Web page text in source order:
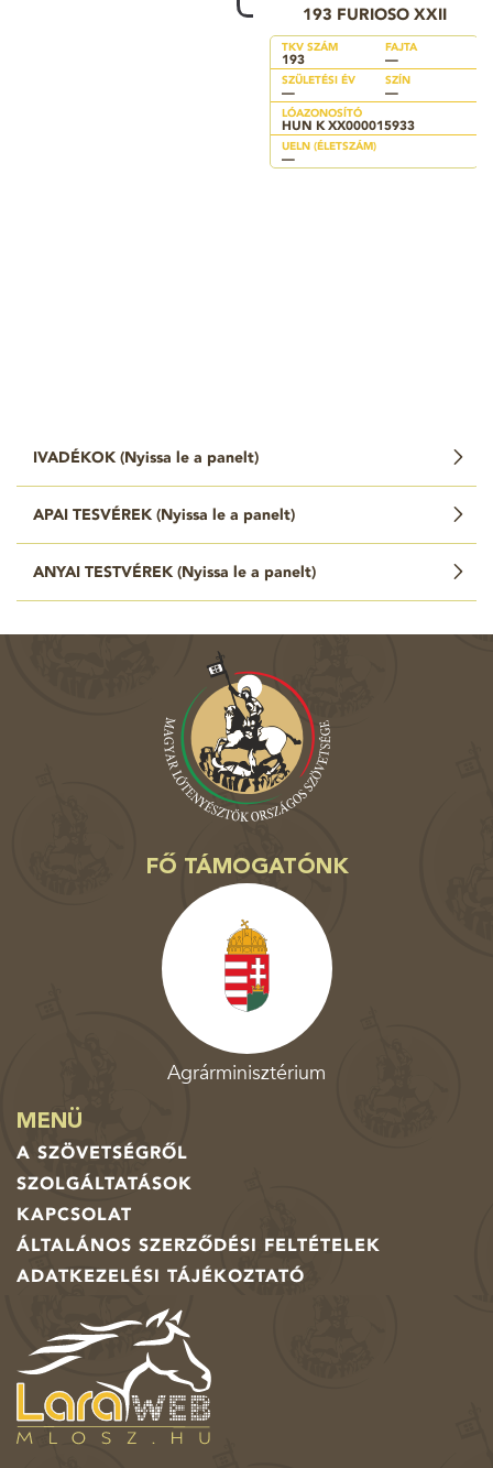
193 FURIOSO XXII
TKV SZÁM
193
FAJTA
—
SZÜLETÉSI ÉV
—
SZÍN
—
LÓAZONOSÍTÓ
HUN K XX000015933
UELN (ÉLETSZÁM)
—
IVADÉKOK ( Nyissa le a panelt)
APAI TESVÉREK ( Nyissa le a panelt)
ANYAI TESTVÉREK ( Nyissa le a panelt)
FŐ TÁMOGATÓNK
Agrárminisztérium
MENÜ
A SZÖVETSÉGRŐL
SZOLGÁLTATÁSOK
KAPCSOLAT
ÁLTALÁNOS SZERZŐDÉSI FELTÉTELEK
ADATKEZELÉSI TÁJÉKOZTATÓ